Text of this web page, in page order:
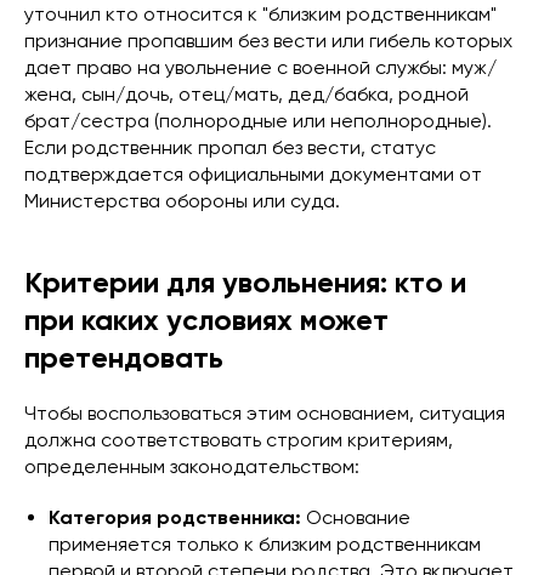
уточнил кто относится к "близким родственникам"
признание пропавшим без вести или гибель которых
дает право на увольнение с военной службы: муж/
жена, сын/дочь, отец/мать, дед/бабка, родной
брат/сестра (полнородные или неполнородные).
Если родственник пропал без вести, статус
подтверждается официальными документами от
Министерства обороны или суда.
Критерии для увольнения: кто и
при каких условиях может
претендовать
Чтобы воспользоваться этим основанием, ситуация
должна соответствовать строгим критериям,
определенным законодательством:
Категория родственника: Основание
применяется только к близким родственникам